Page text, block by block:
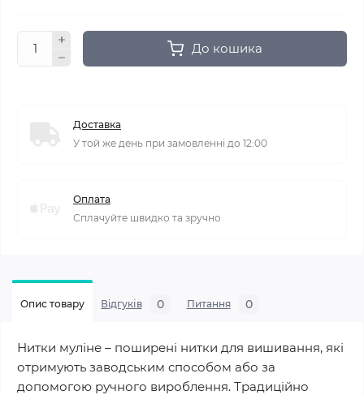
До кошика
Доставка
У той же день при замовленні до 12:00
Оплата
Сплачуйте швидко та зручно
Опис товару Відгуків 0 Питання 0
Нитки муліне – поширені нитки для вишивання, які
отримують заводським способом або за
допомогою ручного вироблення. Традиційно